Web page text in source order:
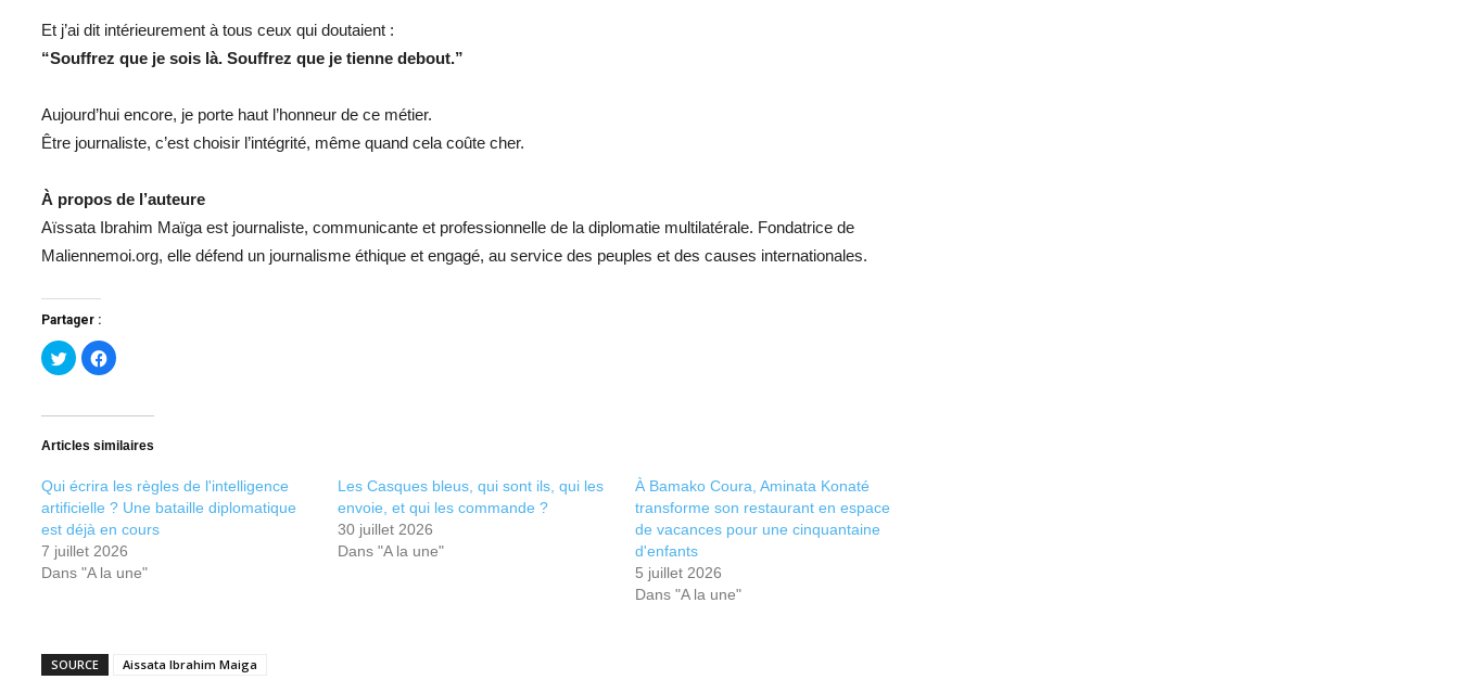
Et j’ai dit intérieurement à tous ceux qui doutaient :
“Souffrez que je sois là. Souffrez que je tienne debout.”
Aujourd’hui encore, je porte haut l’honneur de ce métier.
Être journaliste, c’est choisir l’intégrité, même quand cela coûte cher.
À propos de l’auteure
Aïssata Ibrahim Maïga est journaliste, communicante et professionnelle de la diplomatie multilatérale. Fondatrice de
Maliennemoi.org, elle défend un journalisme éthique et engagé, au service des peuples et des causes internationales.
Partager :
Cliquez
pour
partager
dans
nouvelle
Cliquez
pour
dans
nouvelle
Articles similaires
Qui écrira les règles de l'intelligence
artificielle ? Une bataille diplomatique
est déjà en cours
7 juillet 2026
Dans "A la une"
Les Casques bleus, qui sont ils, qui les
envoie, et qui les commande ?
30 juillet 2026
Dans "A la une"
À Bamako Coura, Aminata Konaté
transforme son restaurant en espace
de vacances pour une cinquantaine
d'enfants
5 juillet 2026
Dans "A la une"
SOURCE Aissata Ibrahim Maiga